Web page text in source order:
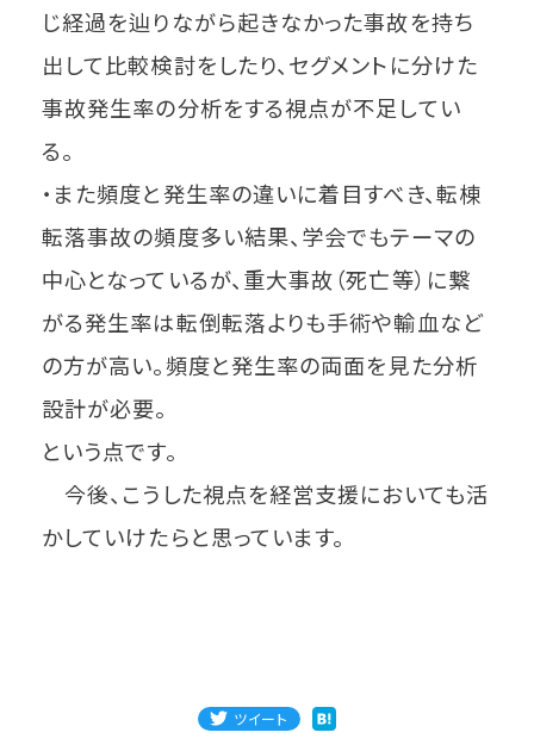
じ経過を辿りながら起きなかった事故を持ち
出して比較検討をしたり、セグメントに分けた
事故発生率の分析をする視点が不足してい
る。
・また頻度と発生率の違いに着目すべき、転棟
転落事故の頻度多い結果、学会でもテーマの
中心となっているが、重大事故（死亡等）に繋
がる発生率は転倒転落よりも手術や輸血など
の方が高い。頻度と発生率の両面を見た分析
設計が必要。
という点です。
今後、こうした視点を経営支援においても活
かしていけたらと思っています。
ツイート